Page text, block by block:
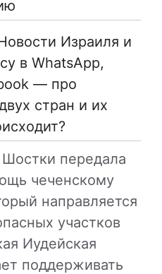
Израиля и
в WhatsApp,
— про
стран и их
передала
чеченскому
направляется
участков
Иудейская
поддерживать